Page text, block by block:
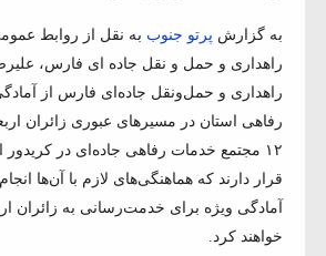
به گزارش پرتو جنوب به نقل از روابط
راهداری و حمل و نقل جاده ای فارس،
راهداری و حمل‌ونقل جاده‌ای فارس از
رفاهی استان در مسیرهای عبوری زائران
۱۲ مجتمع خدمات رفاهی جاده‌ای در
قرار دارند که هماهنگی‌های لازم با آن‌ها
آمادگی ویژه برای خدمت‌رسانی به زائران
خواهند کرد.